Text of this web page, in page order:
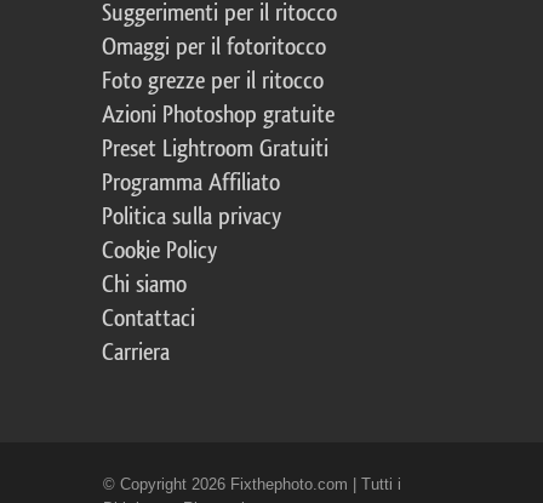
Suggerimenti per il ritocco
Omaggi per il fotoritocco
Foto grezze per il ritocco
Azioni Photoshop gratuite
Preset Lightroom Gratuiti
Programma Affiliato
Politica sulla privacy
Cookie Policy
Chi siamo
Contattaci
Carriera
© Copyright 2026 Fixthephoto.com | Tutti i